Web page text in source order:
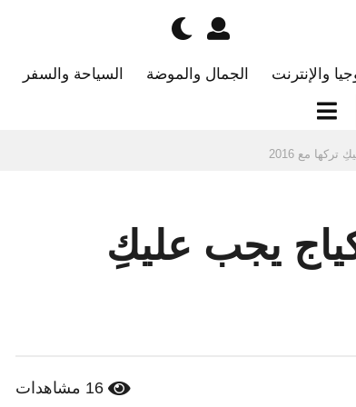
والإنترنت الجمال والموضة السياحة والسفر
يجب عليكِ
16 مشاهدات